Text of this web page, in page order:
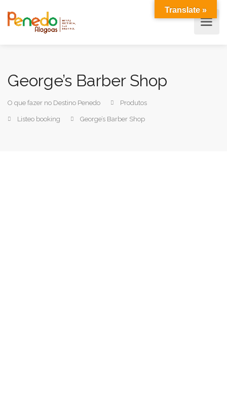
George’s Barber Shop
O que fazer no Destino Penedo Produtos
Listeo booking George’s Barber Shop
Translate »